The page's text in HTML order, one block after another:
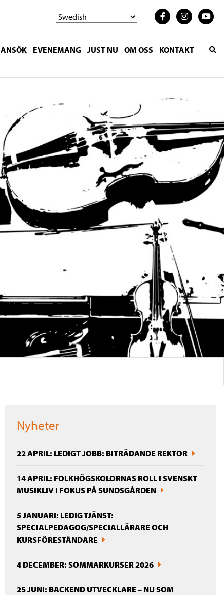
ANSÖK EVENEMANG JUST NU OM OSS KONTAKT
Nyheter
22 APRIL: LEDIGT JOBB: BITRÄDANDE REKTOR
14 APRIL: FOLKHÖGSKOLORNAS ROLL I SVENSKT
MUSIKLIV I FOKUS PÅ SUNDSGÅRDEN
5 JANUARI: LEDIG TJÄNST:
SPECIALPEDAGOG/SPECIALLÄRARE OCH
KURSFÖRESTÅNDARE
4 DECEMBER: SOMMARKURSER 2026
25 JUNI: BACKEND UTVECKLARE – NU SOM